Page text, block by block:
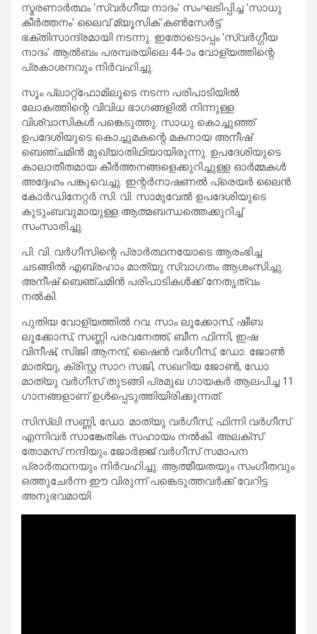
സ്മരണാർത്ഥം ‘സ്വർഗീയ നാദം’ സംഘടിപ്പിച്ച ‘സാധു
കീർത്തനം’ ലൈവ് മ്യൂസിക് കൺസേർട്ട്
ഭക്തിസാന്ദ്രമായി നടന്നു. ഇതോടൊപ്പം ‘സ്വർഗ്ഗീയ
നാദം’ ആൽബം പരമ്പരയിലെ 44-ാം വോള്യത്തിന്റെ
പ്രകാശനവും നിർവഹിച്ചു.
സൂം പ്ലാറ്റ്‌ഫോമിലൂടെ നടന്ന പരിപാടിയിൽ
ലോകത്തിന്റെ വിവിധ ഭാഗങ്ങളിൽ നിന്നുള്ള
വിശ്വാസികൾ പങ്കെടുത്തു. സാധു കൊച്ചുഞ്ഞ്
ഉപദേശിയുടെ കൊച്ചുമകന്റെ മകനായ അനീഷ്
ബെഞ്ചമിൻ മുഖ്യാതിഥിയായിരുന്നു. ഉപദേശിയുടെ
കാലാതീതമായ കീർത്തനങ്ങളെക്കുറിച്ചുള്ള ഓർമ്മകൾ
അദ്ദേഹം പങ്കുവെച്ചു. ഇന്റർനാഷണൽ പ്രെയർ ലൈൻ
കോർഡിനേറ്റർ സി. വി. സാമുവേൽ ഉപദേശിയുടെ
കുടുംബവുമായുള്ള ആത്മബന്ധത്തെക്കുറിച്ച്
സംസാരിച്ചു.
പി. വി. വർഗീസിന്റെ പ്രാർത്ഥനയോടെ ആരംഭിച്ച
ചടങ്ങിൽ എബ്രഹാം മാത്യു സ്വാഗതം ആശംസിച്ചു.
അനീഷ് ബെഞ്ചമിൻ പരിപാടികൾക്ക് നേതൃത്വം
നൽകി.
പുതിയ വോള്യത്തിൽ റവ. സാം ലൂക്കോസ്, ഷീബ
ലൂക്കോസ്, സണ്ണി പരവനേത്ത്, ബീന ഫിന്നി, ഇഷ
വിനീഷ്, സിജി ആനന്ദ്, ഷൈൻ വർഗീസ്, ഡോ. ജോൺ
മാത്യു, ക്രിസ്റ്റ സാറ സജി, സഖറിയ ജോൺ, ഡോ.
മാത്യു വർഗീസ് തുടങ്ങി പ്രമുഖ ഗായകർ ആലപിച്ച 11
ഗാനങ്ങളാണ് ഉൾപ്പെടുത്തിയിരിക്കുന്നത്.
സിസ്‌ലി സണ്ണി, ഡോ. മാത്യു വർഗീസ്, ഫിന്നി വർഗീസ്
എന്നിവർ സാങ്കേതിക സഹായം നൽകി. അലക്സ്
തോമസ് നന്ദിയും ജോർജ്ജ് വർഗീസ് സമാപന
പ്രാർത്ഥനയും നിർവഹിച്ചു. ആത്മീയതയും സംഗീതവും
ഒത്തുചേർന്ന ഈ വിരുന്ന് പങ്കെടുത്തവർക്ക് വേറിട്ട
അനുഭവമായി.